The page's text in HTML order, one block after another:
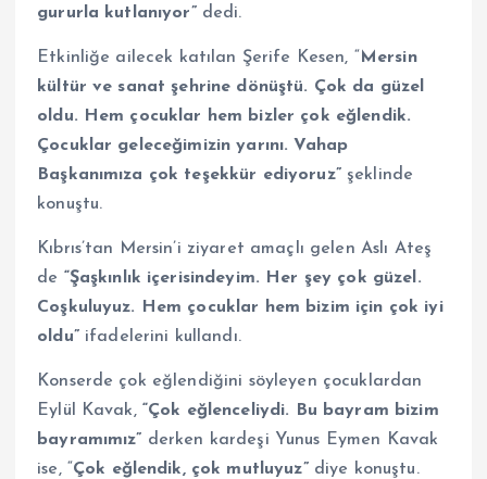
gururla kutlanıyor” dedi.
Etkinliğe ailecek katılan Şerife Kesen, “ Mersin
kültür ve sanat şehrine dönüştü. Çok da güzel
oldu. Hem çocuklar hem bizler çok eğlendik.
Çocuklar geleceğimizin yarını. Vahap
Başkanımıza çok teşekkür ediyoruz”şeklinde
konuştu.
Kıbrıs’tan Mersin’i ziyaret amaçlı gelen Aslı Ateş
de “Şaşkınlık içerisindeyim. Her şey çok güzel.
Coşkuluyuz. Hem çocuklar hem bizim için çok iyi
oldu”ifadelerini kullandı.
Konserde çok eğlendiğini söyleyen çocuklardan
Eylül Kavak, “Çok eğlenceliydi. Bu bayram bizim
bayramımız” derken kardeşi Yunus Eymen Kavak
ise, “Çok eğlendik, çok mutluyuz” diye konuştu.